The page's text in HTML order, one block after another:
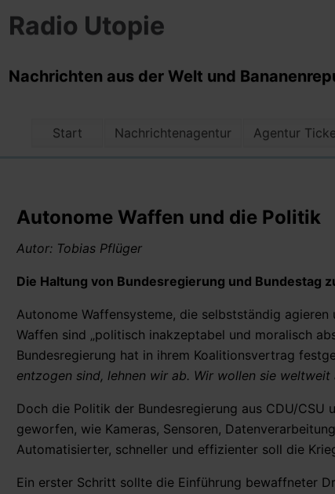
Radio Utopie
Nachrichten aus der Welt und
Start Nachrichtenagentur Agentur
Autonome Waffen und die Politik
Autor: Tobias Pflüger
Die Haltung von Bundesregierung und Bundestag
Autonome Waffensysteme, die selbstständig
Waffen sind „politisch inakzeptabel und moralisch
Bundesregierung hat in ihrem Koalitionsvertrag
entzogen sind, lehnen wir ab. Wir wollen sie weltweit
Doch die Politik der Bundesregierung aus CDU/CSU
geworfen, wie Kameras, Sensoren,
Automatisierter, schneller und effizienter soll die
Ein erster Schritt sollte die Einführung bewaffneter